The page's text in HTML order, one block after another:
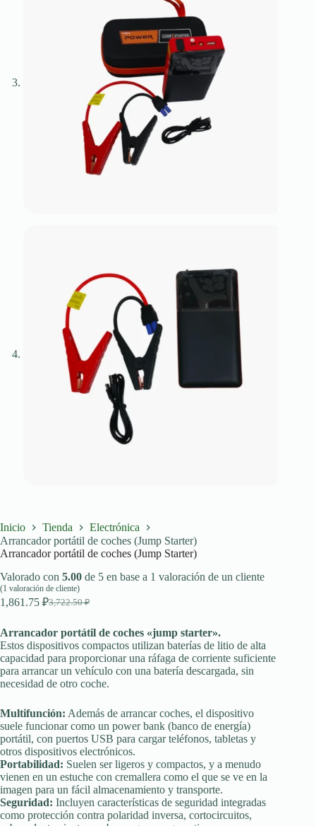
Inicio Tienda
Electrónica
Arrancador portátil de coches (Jump Starter)
Arrancador portátil de coches (Jump Starter)
Valorado con 5.00 de 5 en base a 1 valoración de un cliente
(1 valoración de cliente)
3,722.50₽
El
original
era:
3,722.50 ₽.
1,861.75 ₽
El
actual
es:
1,861.75 ₽.
Arrancador portátil de coches «jump starter».
Estos dispositivos compactos utilizan baterías de litio de alta
capacidad para proporcionar una ráfaga de corriente suficiente
para arrancar un vehículo con una batería descargada, sin
necesidad de otro coche.
Multifunción: Además de arrancar coches, el dispositivo
suele funcionar como un power bank (banco de energía)
portátil, con puertos USB para cargar teléfonos, tabletas y
otros dispositivos electrónicos.
Portabilidad: Suelen ser ligeros y compactos, y a menudo
vienen en un estuche con cremallera como el que se ve en la
imagen para un fácil almacenamiento y transporte.
Seguridad: Incluyen características de seguridad integradas
como protección contra polaridad inversa, cortocircuitos,